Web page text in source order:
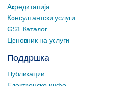
Акредитација
Консултантски услуги
GS1 Каталог
Ценовник на услуги
Поддршка
Публикации